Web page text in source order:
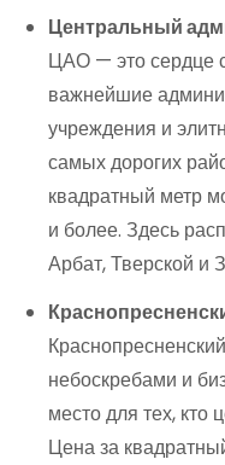
Центральный
ЦАО — это сердце
важнейшие
учреждения и
самых дорогих
квадратный метр
и более. Здесь
Арбат, Тверской и
небоскребами и
место для тех, кто
Цена за